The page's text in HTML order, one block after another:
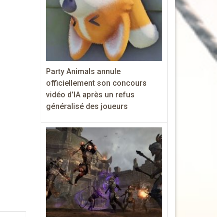
Party Animals annule
officiellement son concours
vidéo d’IA après un refus
généralisé des joueurs